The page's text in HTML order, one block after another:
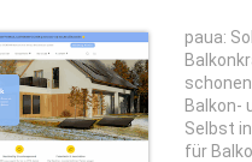
paua:
Balkon-
Selbst
für